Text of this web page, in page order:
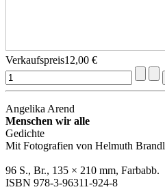
Verkaufspreis12,00 €
Angelika Arend
Menschen wir alle
Gedichte
Mit Fotografien von Helmuth Brandl
96 S., Br., 135 × 210 mm, Farbabb.
ISBN 978-3-96311-924-8